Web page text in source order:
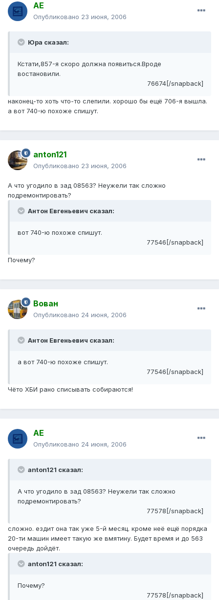
АЕ
Опубликовано 23 июня, 2006
Юра сказал:
Кстати,857-я скоро должна появиться.Вроде
востановили.
76674[/snapback]
наконец-то хоть что-то слепили. хорошо бы ещё 706-я вышла.
а вот 740-ю похоже спишут.
anton121
Опубликовано 23 июня, 2006
А что угодило в зад 08563? Неужели так сложно
подремонтировать?
Антон Евгеньевич сказал:
вот 740-ю похоже спишут.
77546[/snapback]
Почему?
Вован
Опубликовано 24 июня, 2006
Антон Евгеньевич сказал:
а вот 740-ю похоже спишут.
77546[/snapback]
Чёто ХБИ рано списывать собираются!
АЕ
Опубликовано 24 июня, 2006
anton121 сказал:
А что угодило в зад 08563? Неужели так сложно
подремонтировать?
77578[/snapback]
сложно. ездит она так уже 5-й месяц. кроме неё ещё порядка
20-ти машин имеет такую же вмятину. Будет время и до 563
очередь дойдёт.
anton121 сказал:
Почему?
77578[/snapback]